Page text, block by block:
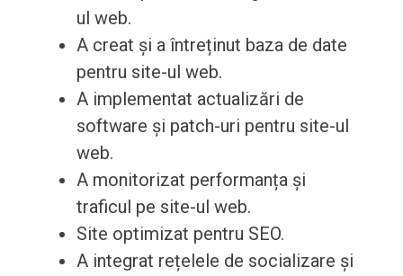
ul web.
A creat și a întreținut baza de date
pentru site-ul web.
A implementat actualizări de
software și patch-uri pentru site-ul
web.
A monitorizat performanța și
traficul pe site-ul web.
Site optimizat pentru SEO.
A integrat rețelele de socializare și